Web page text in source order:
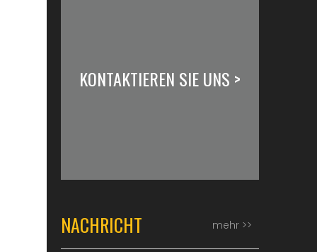
KONTAKTIEREN SIE UNS >
NACHRICHT mehr >>